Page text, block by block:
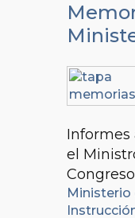
Informes
el
Ministerio